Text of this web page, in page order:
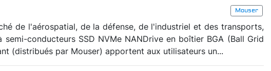
Mouser
de l'aérospatial, de la défense, de l'industriel et des transports,
semi-conducteurs SSD NVMe NANDrive en boîtier BGA (Ball Grid
(distribués par Mouser) apportent aux utilisateurs un...